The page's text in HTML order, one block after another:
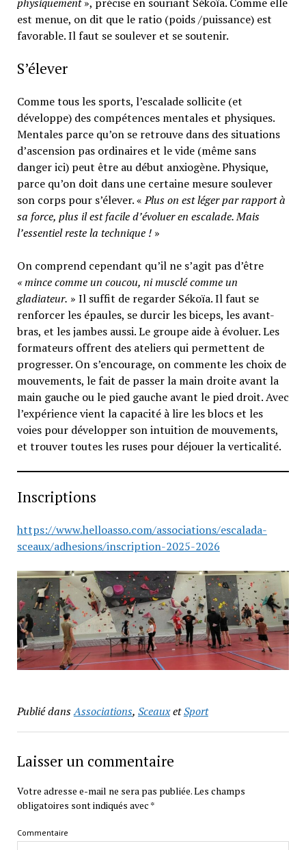
est menue, on dit que le ratio (poids /puissance) est
favorable. Il faut se soulever et se soutenir.
S’élever
Comme tous les sports, l’escalade sollicite (et
développe) des compétences mentales et physiques.
Mentales parce qu’on se retrouve dans des situations
d’ascension pas ordinaires et le vide (même sans
danger ici) peut être au début anxiogène. Physique,
parce qu’on doit dans une certaine mesure soulever
son corps pour s’élever. «Plus on est léger par rapport à
sa force, plus il est facile d’évoluer en escalade. Mais
l’essentiel reste la technique !»
On comprend cependant qu’il ne s’agit pas d’être
« mince comme un coucou, ni musclé comme un
gladiateur. » Il suffit de regarder Sékoïa. Il faut se
renforcer les épaules, se durcir les biceps, les avant-
bras, et les jambes aussi. Le groupe aide à évoluer. Les
formateurs offrent des ateliers qui permettent de
progresser. On s’encourage, on commente les choix de
mouvements, le fait de passer la main droite avant la
main gauche ou le pied gauche avant le pied droit. Avec
l’expérience vient la capacité à lire les blocs et les
voies pour développer son intuition de mouvements,
et trouver toutes les ruses pour déjouer la verticalité.
Inscriptions
https://www.helloasso.com/associations/escalada-
sceaux/adhesions/inscription-2025-2026
Publié dansAssociations, SceauxetSport
Laisser un commentaire
Votre adresse e-mail ne sera pas publiée.Les champs
obligatoires sont indiqués avec *
Commentaire